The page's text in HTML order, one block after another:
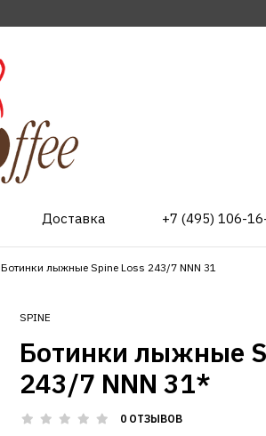
Доставка +7 (495) 106-
Ботинки лыжные Spine Loss 243/7 NNN 31
SPINE
Ботинки лыжные
243/7 NNN 31*
0 ОТЗЫВОВ